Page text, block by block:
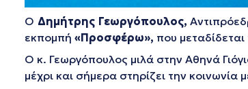
Ο Δημήτρης Γεωργόπουλος,
εκπομπή «Προσφέρω», που μεταδίδεται
Ο κ. Γεωργόπουλος μιλά στην Αθηνά
μέχρι και σήμερα στηρίζει την